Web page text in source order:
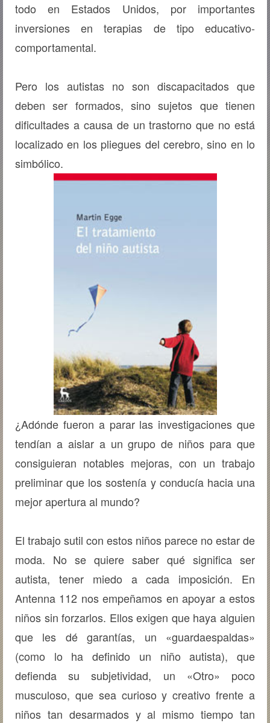
todo en Estados Unidos, por importantes
inversiones en terapias de tipo educativo-
comportamental.
Pero los autistas no son discapacitados que
deben ser formados, sino sujetos que tienen
dificultades a causa de un trastorno que no está
localizado en los pliegues del cerebro, sino en lo
simbólico.
¿Adónde fueron a parar las investigaciones que
tendían a aislar a un grupo de niños para que
consiguieran notables mejoras, con un trabajo
preliminar que los sostenía y conducía hacia una
mejor apertura al mundo?
El trabajo sutil con estos niños parece no estar de
moda. No se quiere saber qué significa ser
autista, tener miedo a cada imposición. En
Antenna 112 nos empeñamos en apoyar a estos
niños sin forzarlos. Ellos exigen que haya alguien
que les dé garantías, un «guardaespaldas»
(como lo ha definido un niño autista), que
defienda su subjetividad, un «Otro» poco
musculoso, que sea curioso y creativo frente a
niños tan desarmados y al mismo tiempo tan